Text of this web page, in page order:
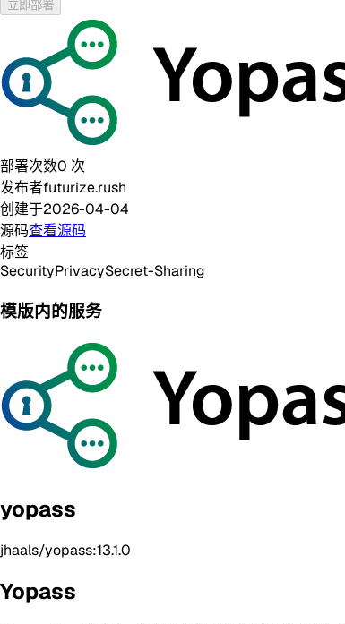
立即部署
部署次数0 次
发布者futurize.rush
创建于2026-04-04
源码查看源码
标签
SecurityPrivacySecret-Sharing
模版内的服务
yopass
jhaals/yopass:13.1.0
Yopass